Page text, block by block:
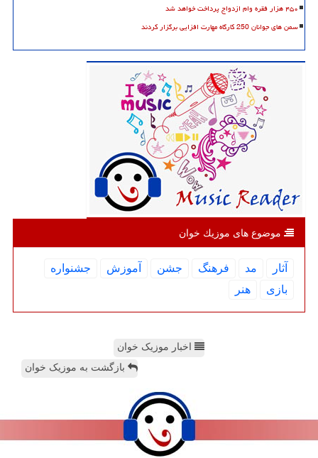
۴۵۰ هزار فقره وام ازدواج پرداخت خواهد شد
سمن های جوانان 250 کارگاه مهارت افزایی برگزار کردند
موضوع های موزیك خوان
آثار مد فرهنگ جشن آموزش
جشنواره
بازی
هنر
اخبار موزیک خوان
بازگشت به موزیک خوان